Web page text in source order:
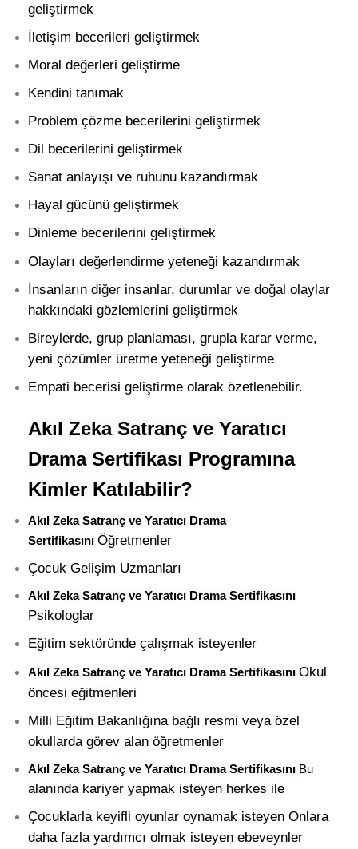
geliştirmek
İletişim becerileri geliştirmek
Moral değerleri geliştirme
Kendini tanımak
Problem çözme becerilerini geliştirmek
Dil becerilerini geliştirmek
Sanat anlayışı ve ruhunu kazandırmak
Hayal gücünü geliştirmek
Dinleme becerilerini geliştirmek
Olayları değerlendirme yeteneği kazandırmak
İnsanların diğer insanlar, durumlar ve doğal olaylar
hakkındaki gözlemlerini geliştirmek
Bireylerde, grup planlaması, grupla karar verme,
yeni çözümler üretme yeteneği geliştirme
Empati becerisi geliştirme olarak özetlenebilir.
Akıl Zeka Satranç ve Yaratıcı
Drama Sertifikası Programına
Kimler Katılabilir?
Akıl Zeka Satranç ve Yaratıcı Drama
Sertifikasını Öğretmenler
Çocuk Gelişim Uzmanları
Akıl Zeka Satranç ve Yaratıcı Drama Sertifikasını
Psikologlar
Eğitim sektöründe çalışmak isteyenler
Akıl Zeka Satranç ve Yaratıcı Drama Sertifikasını Okul
öncesi eğitmenleri
Milli Eğitim Bakanlığına bağlı resmi veya özel
okullarda görev alan öğretmenler
Akıl Zeka Satranç ve Yaratıcı Drama Sertifikasını Bu
alanında kariyer yapmak isteyen herkes ile
Çocuklarla keyifli oyunlar oynamak isteyen Onlara
daha fazla yardımcı olmak isteyen ebeveynler